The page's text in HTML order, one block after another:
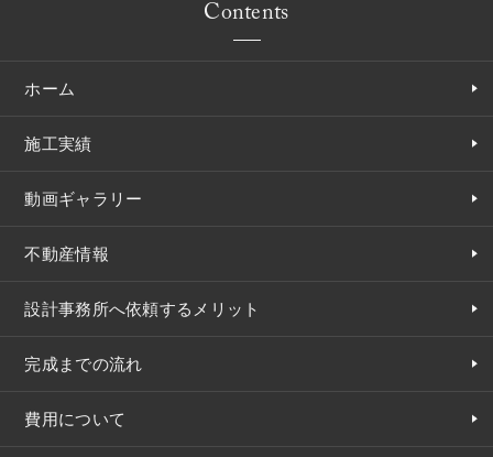
Contents
ホーム
施工実績
動画ギャラリー
不動産情報
設計事務所へ依頼するメリット
完成までの流れ
費用について